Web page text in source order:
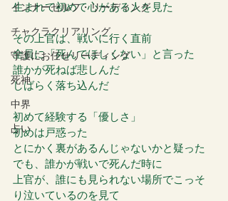
インナーセルフ・リーディング
チャクラクリアリング
守護にお任せリーディング
死神
中界
占い
生まれて初めて心がある人を見た
その上官は、戦いに行く直前
全員に「死んでほしくない」と言った
誰かが死ねば悲しんだ
しばらく落ち込んだ
初めて経験する「優しさ」
初めは戸惑った
とにかく裏があるんじゃないかと疑った
でも、誰かが戦いで死んだ時に
上官が、誰にも見られない場所でこっそ
り泣いているのを見て